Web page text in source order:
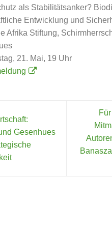
als Stabilitätsanker?
Entwicklung und
Afrika Stiftung,
21. Mai, 19 Uhr
Gesenhues